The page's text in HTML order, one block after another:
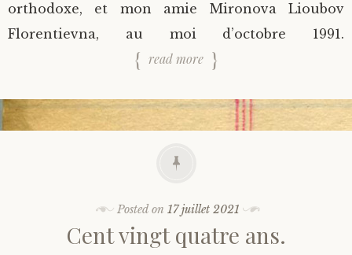
orthodoxe, et mon amie Mironova Lioubov
Florentievna, au moi d’octobre 1991.
read more
Posted on17 juillet 2021
Cent vingt quatre ans.